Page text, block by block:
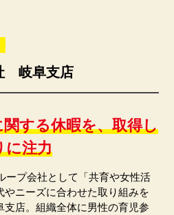
岐阜支店
する休暇を、取得し
に注力
ープ会社として「共育や女性活
やニーズに合わせた取り組みを
店。組織全体に男性の育児参